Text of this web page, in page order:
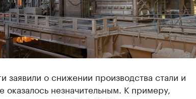
заявили о снижении производства стали и
оказалось незначительным. К примеру,